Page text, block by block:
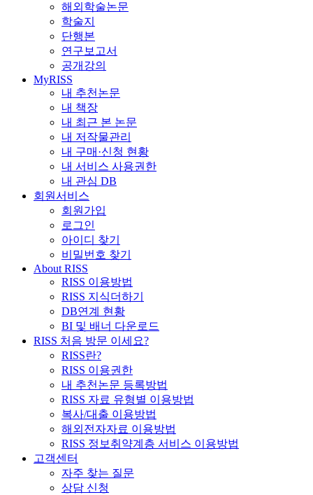
해외학술논문
학술지
단행본
연구보고서
공개강의
MyRISS
내 추천논문
내 책장
내 최근 본 논문
내 저작물관리
내 구매·신청 현황
내 서비스 사용권한
내 관심 DB
회원서비스
회원가입
로그인
아이디 찾기
비밀번호 찾기
About RISS
RISS 이용방법
RISS 지식더하기
DB연계 현황
BI 및 배너 다운로드
RISS 처음 방문 이세요?
RISS란?
RISS 이용권한
내 추천논문 등록방법
RISS 자료 유형별 이용방법
복사/대출 이용방법
해외전자자료 이용방법
RISS 정보취약계층 서비스 이용방법
고객센터
자주 찾는 질문
상담 신청